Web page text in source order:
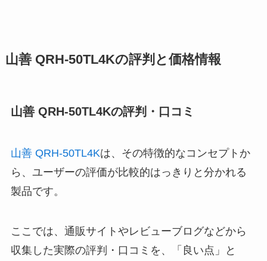
山善 QRH-50TL4Kの評判と価格情報
山善 QRH-50TL4Kの評判・口コミ
山善 QRH-50TL4Kは、その特徴的なコンセプトか
ら、ユーザーの評価が比較的はっきりと分かれる
製品です。
ここでは、通販サイトやレビューブログなどから
収集した実際の評判・口コミを、「良い点」と